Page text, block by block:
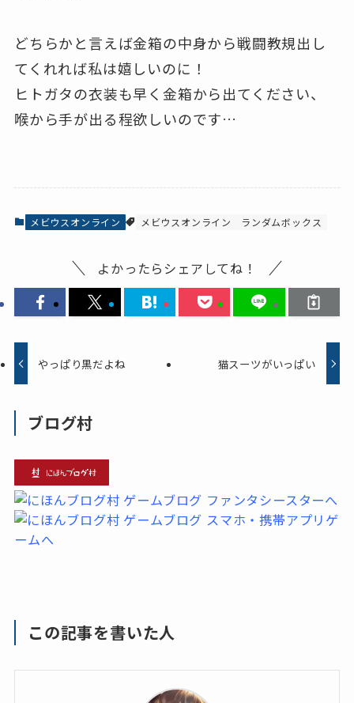
どちらかと言えば金箱の中身から戦闘教規出し
てくれれば私は嬉しいのに！
ヒトガタの衣装も早く金箱から出てください、
喉から手が出る程欲しいのです…
メビウスオンライン メビウスオンライン ランダムボックス
よかったらシェアしてね！
やっぱり黒だよね 猫スーツがいっぱい
ブログ村
この記事を書いた人